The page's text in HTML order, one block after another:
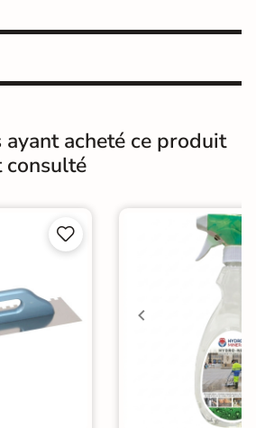
rectifié
Mate
Oui
Pièce
1er Choix
A coller sur chape
A coller sur ancien carrelage
ayant acheté ce produit
consulté

